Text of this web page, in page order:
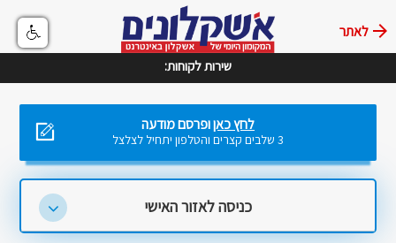
לאתר
שירות לקוחות:
לחץ כאןופרסם מודעה
3 שלבים קצרים והטלפון יתחיל לצלצל
כניסה לאזור האישי